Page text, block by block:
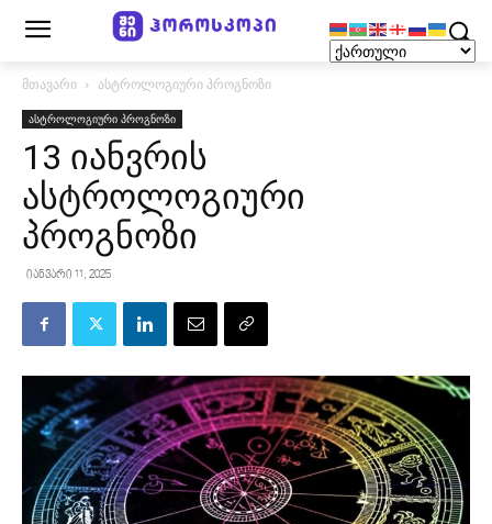
მთავარი ასტროლოგიური პროგნოზი
ასტროლოგიური პროგნოზი
13 იანვრის
ასტროლოგიური
პროგნოზი
იანვარი 11, 2025